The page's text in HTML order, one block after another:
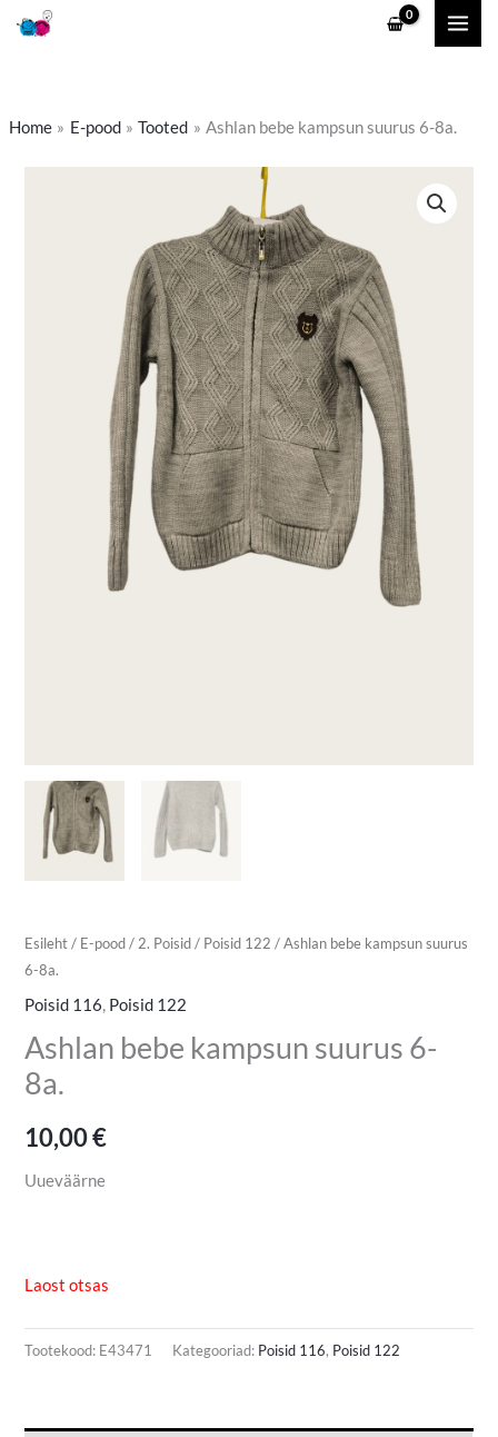
Skip
Home E-pood Tooted Ashlan bebe kampsun suurus 6-8a.
Esileht/ E-pood/ 2. Poisid/ Poisid 122 / Ashlan bebe kampsun suurus
6-8a.
Poisid 116, Poisid 122
Ashlan bebe kampsun suurus 6-
8a.
10,00€
Uueväärne
Laost otsas
Tootekood: E43471 Kategooriad: Poisid 116, Poisid 122